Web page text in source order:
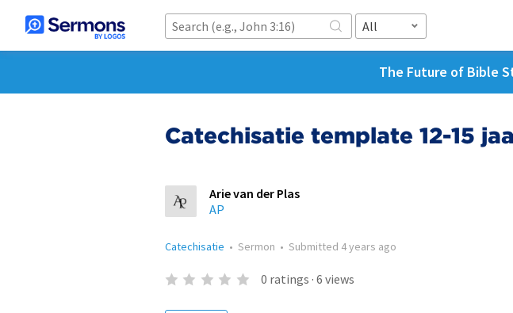
All
The Future of Bible
Catechisatie template 12-15
Arie van der Plas
AP
Catechisatie • Sermon • Submitted 4 years ago
0 ratings · 6 views